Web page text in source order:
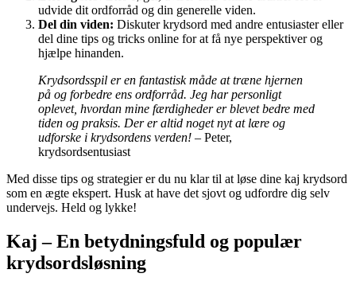
udvide dit ordforråd og din generelle viden.
Del din viden: Diskuter krydsord med andre entusiaster eller
del dine tips og tricks online for at få nye perspektiver og
hjælpe hinanden.
Krydsordsspil er en fantastisk måde at træne hjernen
på og forbedre ens ordforråd. Jeg har personligt
oplevet, hvordan mine færdigheder er blevet bedre med
tiden og praksis. Der er altid noget nyt at lære og
udforske i krydsordens verden! – Peter,
krydsordsentusiast
Med disse tips og strategier er du nu klar til at løse dine kaj krydsord
som en ægte ekspert. Husk at have det sjovt og udfordre dig selv
undervejs. Held og lykke!
Kaj – En betydningsfuld og populær
krydsordsløsning